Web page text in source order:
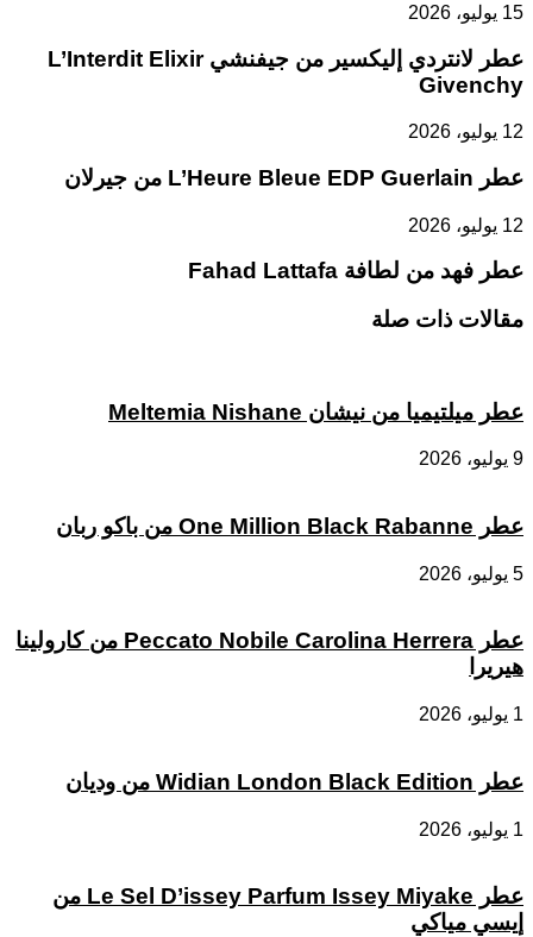
15 يوليو، 2026
عطر لانتردي إليكسير من جيفنشي L’Interdit Elixir
Givenchy
12 يوليو، 2026
عطر L’Heure Bleue EDP Guerlain من جيرلان
12 يوليو، 2026
عطر فهد من لطافة Fahad Lattafa
مقالات ذات صلة
عطر ميلتيميا من نيشان Meltemia Nishane
9 يوليو، 2026
عطر One Million Black Rabanne من باكو ربان
5 يوليو، 2026
عطر Peccato Nobile Carolina Herrera من كارولينا
هيريرا
1 يوليو، 2026
عطر Widian London Black Edition من وديان
1 يوليو، 2026
عطر Le Sel D’issey Parfum Issey Miyake من
إيسي مياكي